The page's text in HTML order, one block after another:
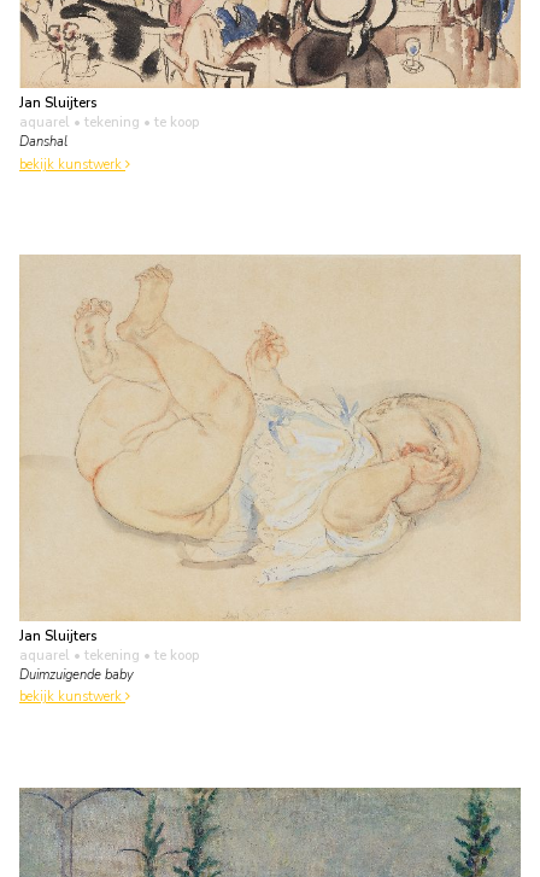
Jan Sluijters
aquarel • tekening • te koop
Danshal
bekijk kunstwerk
Jan Sluijters
aquarel • tekening • te koop
Duimzuigende baby
bekijk kunstwerk